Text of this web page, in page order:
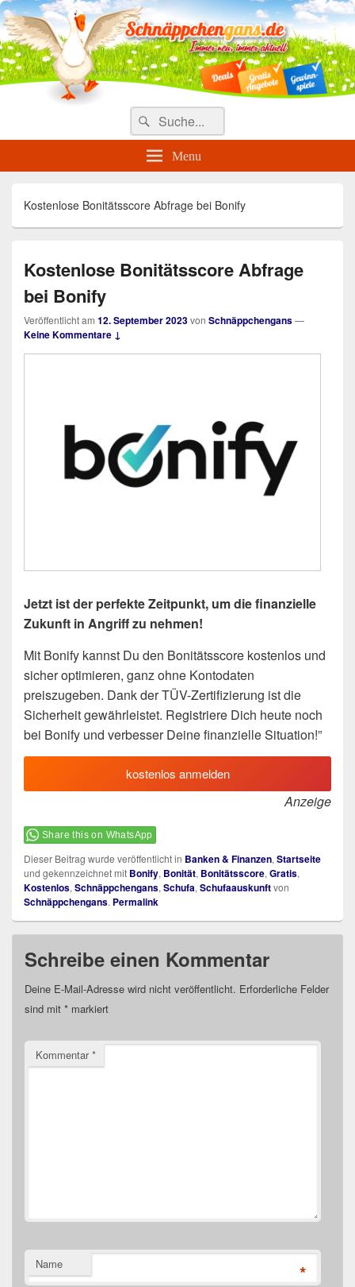
Täglich die besten Gewinnspiele
und Angebote
Search
for:
Suche
Menu
Kostenlose Bonitätsscore Abfrage bei Bonify
Kostenlose Bonitätsscore Abfrage
bei Bonify
Veröffentlicht am 12. September 2023von Schnäppchengans—
Keine Kommentare ↓
Jetzt ist der perfekte Zeitpunkt, um die finanzielle
Zukunft in Angriff zu nehmen!
Mit Bonify kannst Du den Bonitätsscore kostenlos und
sicher optimieren, ganz ohne Kontodaten
preiszugeben. Dank der TÜV-Zertifizierung ist die
Sicherheit gewährleistet. Registriere Dich heute noch
bei Bonify und verbesser Deine finanzielle Situation!”
kostenlos anmelden
Anzeige
Share this on WhatsApp
Dieser Beitrag wurde veröffentlicht in Banken & Finanzen, Startseite
und gekennzeichnet mit Bonify, Bonität, Bonitätsscore, Gratis,
Kostenlos, Schnäppchengans, Schufa, Schufaauskunftvon
Schnäppchengans. Permalink
Schreibe einen Kommentar
Deine E-Mail-Adresse wird nicht veröffentlicht. Erforderliche Felder
sind mit * markiert
Kommentar*
Name *